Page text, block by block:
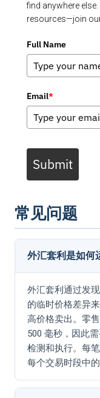
find anywhere
resources—join
Full Name
Email*
Submit
常见问题
外汇套利是如何
外汇套利通过发
的临时价格差异
高价格卖出。零
500 毫秒，因此
检测和执行。每
每个交易时段中